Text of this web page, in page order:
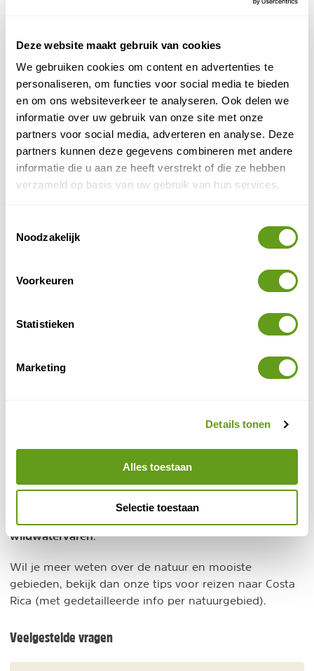
Deze website maakt gebruik van cookies
We gebruiken cookies om content en advertenties te
personaliseren, om functies voor social media te bieden
en om ons websiteverkeer te analyseren. Ook delen we
informatie over uw gebruik van onze site met onze
partners voor social media, adverteren en analyse. Deze
partners kunnen deze gegevens combineren met andere
informatie die u aan ze heeft verstrekt of die ze hebben
verzameld op basis van uw gebruik van hun services.
Noodzakelijk
Voorkeuren
Statistieken
Marketing
Details tonen
Alles toestaan
Selectie toestaan
aantal spectaculaire kloven, omgeven door dicht
regenwoud. Tussen de stroomversnellingen door
bevinden zich rustigere stukken, waar je de tijd hebt
om te genieten van de geluiden in de omringende
jungle, terwijl bontgekleurde vogels rakelings over het
water vliegen. Naast de rivier torenen metershoge
rotswanden loodrecht omhoog. Excursies om te raften
op de Pacuare kunnen in het hele land geboekt
worden of in Turrialba.
hoogtepunten. Met heel veel optionele excursies.
3-daags raftavontuur over de Pacuare rivier. Op
Van november tot april is het droge seizoen in het
wildwatervaren.
Wil je meer weten over de natuur en mooiste
gebieden, bekijk dan onze tips voor reizen naar Costa
Rica (met gedetailleerde info per natuurgebied).
Veelgestelde vragen